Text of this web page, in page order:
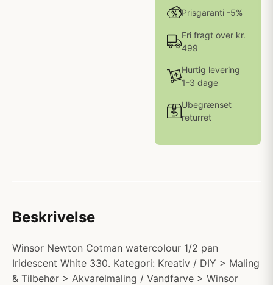
Prisgaranti -5%
Fri fragt over kr.
499
Hurtig levering
1-3 dage
Ubegrænset
returret
Beskrivelse
Winsor Newton Cotman watercolour 1/2 pan
Iridescent White 330. Kategori: Kreativ / DIY > Maling
& Tilbehør > Akvarelmaling / Vandfarve > Winsor